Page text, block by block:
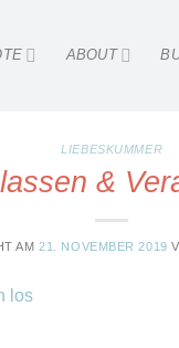
ABOUT
LIEBESKUMMER
&
AM21. NOVEMBER 2019